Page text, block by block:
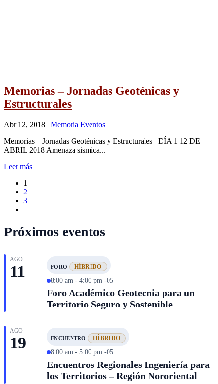
Memorias – Jornadas Geoténicas y
Estructurales
Abr 12, 2018 | Memoria Eventos
Memorias – Jornadas Geoténicas y Estructurales DÍA 1 12 DE
ABRIL 2018 Amenaza sismica...
Leer más
1
2
3
Próximos eventos
AGO
11 FORO HÍBRIDO
8:00 am - 4:00 pm -05
Foro Académico Geotecnia para un
Territorio Seguro y Sostenible
AGO
19 ENCUENTRO HÍBRIDO
8:00 am - 5:00 pm -05
Encuentros Regionales Ingeniería para
los Territorios – Región Nororiental